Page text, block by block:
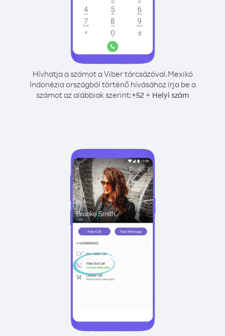
Hívhatja a számot a Viber tárcsázóval.Mexikó
Indonézia országból történő hívásához írja be a
számot az alábbiak szerint:+52 + Helyi szám